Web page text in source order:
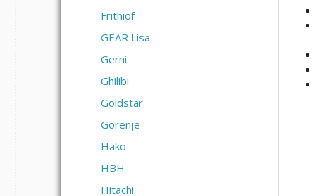
Frithiof
GEAR Lisa
Gerni
Ghilibi
Goldstar
Gorenje
Hako
HBH
Hitachi